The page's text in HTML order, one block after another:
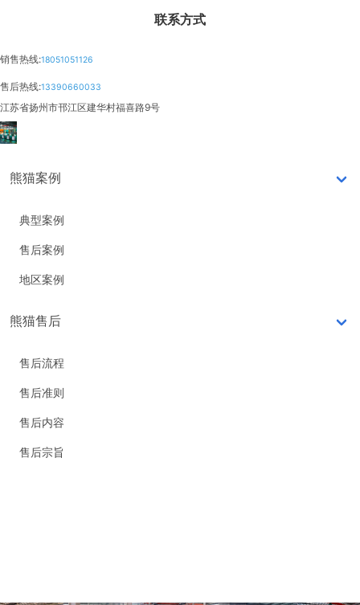
联系方式
销售热线:18051051126
售后热线:13390660033
江苏省扬州市邗江区建华村福喜路9号
熊猫案例
典型案例
售后案例
地区案例
熊猫售后
售后流程
售后准则
售后内容
售后宗旨